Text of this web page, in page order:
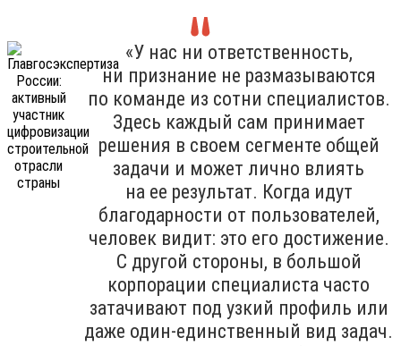
«У нас ни ответственность,
ни признание не размазываются
по команде из сотни специалистов.
Здесь каждый сам принимает
решения в своем сегменте общей
задачи и может лично влиять
на ее результат. Когда идут
благодарности от пользователей,
человек видит: это его достижение.
С другой стороны, в большой
корпорации специалиста часто
затачивают под узкий профиль или
даже один-единственный вид задач.